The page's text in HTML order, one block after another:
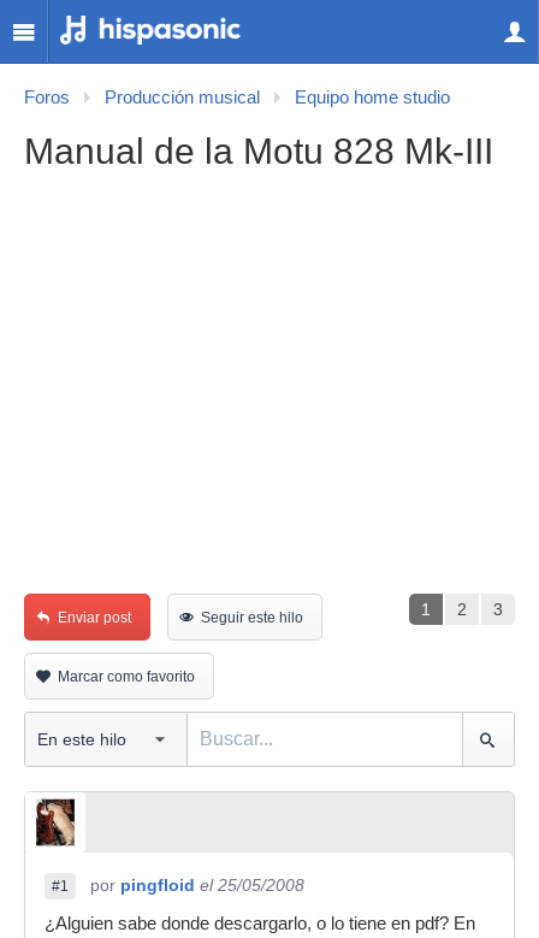
Foros Producción musical Equipo home studio
Manual de la Motu 828 Mk-III
1 2 3
Enviar post Seguir este hilo
Marcar como favorito
#1 por pingfloid el 25/05/2008
¿Alguien sabe donde descargarlo, o lo tiene en pdf? En